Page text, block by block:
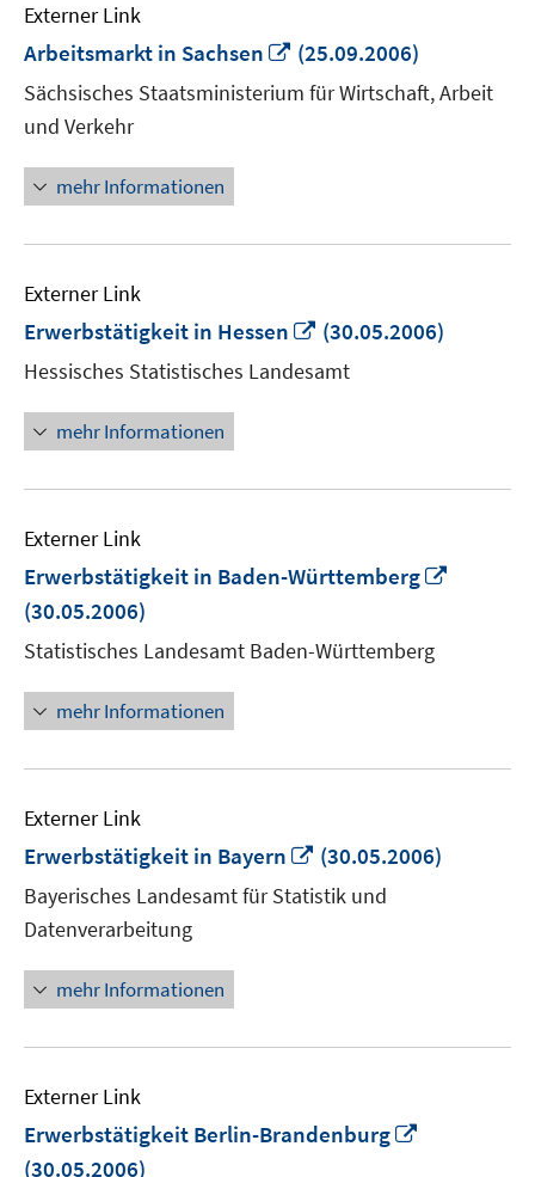
Externer Link
Arbeitsmarkt in Sachsen
In
neuem
Fenster
(25.09.2006)
Sächsisches Staatsministerium für Wirtschaft, Arbeit
und Verkehr
mehr Informationen
Externer Link
Erwerbstätigkeit in Hessen
In
Fenster
(30.05.2006)
Hessisches Statistisches Landesamt
mehr Informationen
Externer Link
Erwerbstätigkeit in Baden-Württemberg
(30.05.2006)
Statistisches Landesamt Baden-Württemberg
mehr Informationen
Externer Link
Erwerbstätigkeit in Bayern
In
neuem
Fenster
(30.05.2006)
Bayerisches Landesamt für Statistik und
Datenverarbeitung
mehr Informationen
Externer Link
Erwerbstätigkeit Berlin-Brandenburg
(30.05.2006)